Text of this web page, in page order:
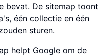
bevat. De sitemap toont
één collectie en één
sturen.
helpt Google om de